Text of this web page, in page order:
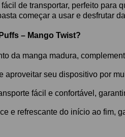
de transportar, perfeito para
começar a usar e desfrutar
– Mango Twist?
da manga madura,
aproveitar seu dispositivo por
fácil e confortável,
e refrescante do início ao fim,